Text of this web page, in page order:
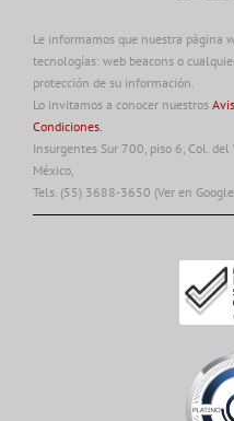
Le informamos que nuestra página
tecnologías: web beacons o
protección de su información.
Lo invitamos a conocer nuestros
Condiciones.
Insurgentes Sur 700, piso 6, Col.
México,
Tels. (55) 3688-3650 (Ver en